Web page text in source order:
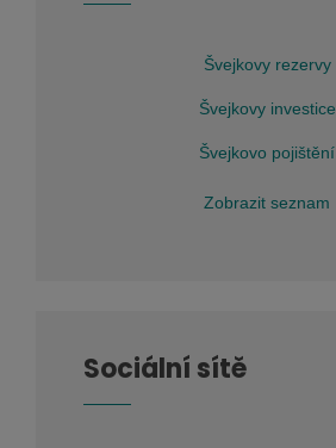
Švejkovy rezervy
Švejkovy investice
Švejkovo pojištění
Zobrazit seznam
Sociální sítě